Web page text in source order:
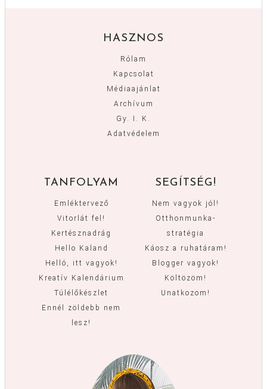
HASZNOS
Rólam
Kapcsolat
Médiaajánlat
Archívum
Gy. I. K.
Adatvédelem
TANFOLYAM
Emléktervező
Vitorlát fel!
Kertésznadrág
Hello Kaland
Helló, itt vagyok!
Kreatív Kalendárium
Túlélőkészlet
Ennél zöldebb nem
lesz!
SEGÍTSÉG!
Nem vagyok jól!
Otthonmunka-
stratégia
Káosz a ruhatáram!
Blogger vagyok!
Költözöm!
Unatkozom!